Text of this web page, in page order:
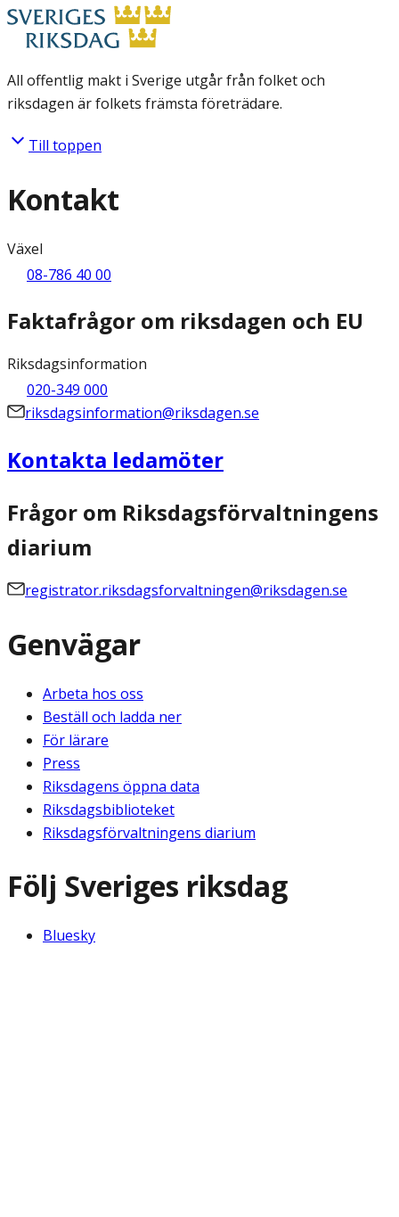
All offentlig makt i Sverige utgår från folket och
riksdagen är folkets främsta företrädare.
Till toppen
Kontakt
Växel
08-786 40 00
Faktafrågor om riksdagen och EU
Riksdagsinformation
020-349 000
riksdagsinformation@riksdagen.se
Kontakta ledamöter
Frågor om Riksdagsförvaltningens
diarium
registrator.riksdagsforvaltningen@riksdagen.se
Genvägar
Arbeta hos oss
Beställ och ladda ner
För lärare
Press
Riksdagens öppna data
Riksdagsbiblioteket
Riksdagsförvaltningens diarium
Följ Sveriges riksdag
Bluesky